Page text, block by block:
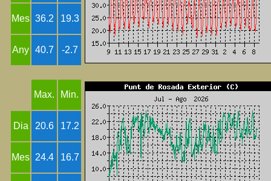
Mes 36.2 19.3
Any 40.7 -2.7
Max. Min.
Dia 20.6 17.2
Mes 24.4 16.7